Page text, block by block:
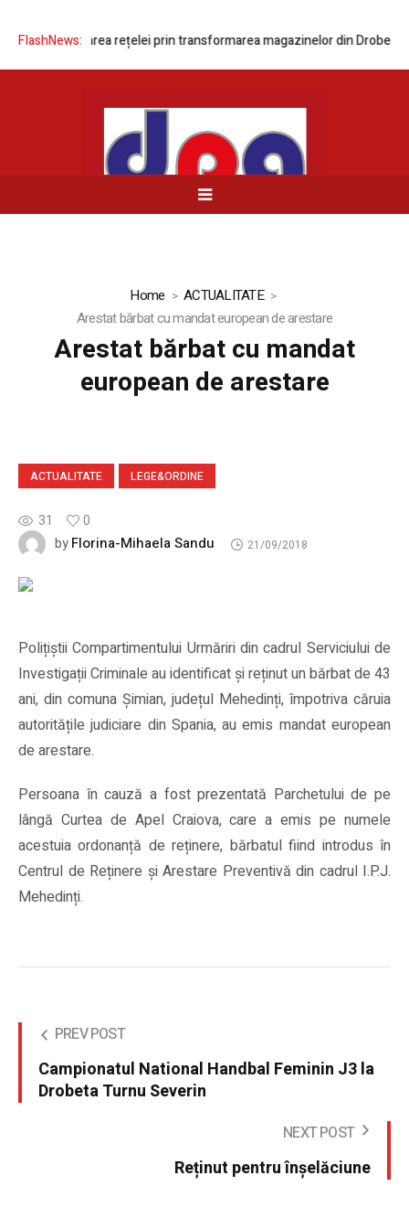
FlashNews:
modernizarea rețelei prin transformarea magazinelor din Drobeta-
Home
ACTUALITATE
Arestat bărbat cu mandat european de arestare
Arestat bărbat cu mandat
european de arestare
ACTUALITATE LEGE&ORDINE
31
0
byFlorina-Mihaela Sandu 21/09/2018
Polițiștii Compartimentului Urmăriri din cadrul Serviciului de
Investigații Criminale au identificat și reținut un bărbat de 43
ani, din comuna Șimian, județul Mehedinți, împotriva căruia
autoritățile judiciare din Spania, au emis mandat european
de arestare.
Persoana în cauză a fost prezentată Parchetului de pe
lângă Curtea de Apel Craiova, care a emis pe numele
acestuia ordonanță de reținere, bărbatul fiind introdus în
Centrul de Reținere și Arestare Preventivă din cadrul I.P.J.
Mehedinți.
PREV POST
Campionatul National Handbal Feminin J3 la
Drobeta Turnu Severin
NEXT POST
Reținut pentru înșelăciune